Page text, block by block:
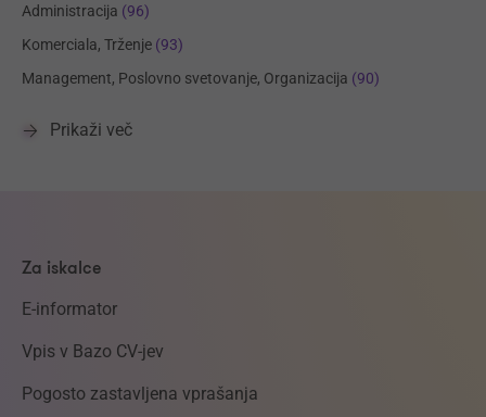
Administracija (96)
Komerciala, Trženje (93)
Management, Poslovno svetovanje, Organizacija (90)
Prikaži več
Za iskalce
E-informator
Vpis v Bazo CV-jev
Pogosto zastavljena vprašanja